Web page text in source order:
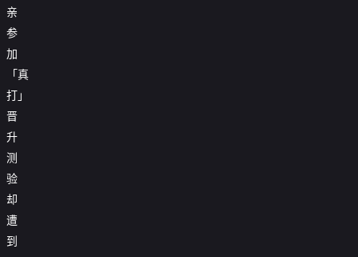
亲
参
加
「真
打」
晋
升
测
验
却
遭
到